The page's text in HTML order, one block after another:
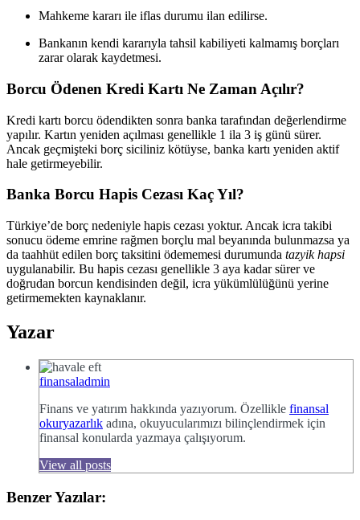
Mahkeme kararı ile iflas durumu ilan edilirse.
Bankanın kendi kararıyla tahsil kabiliyeti kalmamış borçları
zarar olarak kaydetmesi.
Borcu Ödenen Kredi Kartı Ne Zaman Açılır?
Kredi kartı borcu ödendikten sonra banka tarafından değerlendirme
yapılır. Kartın yeniden açılması genellikle 1 ila 3 iş günü sürer.
Ancak geçmişteki borç siciliniz kötüyse, banka kartı yeniden aktif
hale getirmeyebilir.
Banka Borcu Hapis Cezası Kaç Yıl?
Türkiye’de borç nedeniyle hapis cezası yoktur. Ancak icra takibi
sonucu ödeme emrine rağmen borçlu mal beyanında bulunmazsa ya
da taahhüt edilen borç taksitini ödememesi durumunda tazyik hapsi
uygulanabilir. Bu hapis cezası genellikle 3 aya kadar sürer ve
doğrudan borcun kendisinden değil, icra yükümlülüğünü yerine
getirmemekten kaynaklanır.
Yazar
finansaladmin
Finans ve yatırım hakkında yazıyorum. Özellikle finansal
okuryazarlık adına, okuyucularımızı bilinçlendirmek için
finansal konularda yazmaya çalışıyorum.
View all posts
Benzer Yazılar: